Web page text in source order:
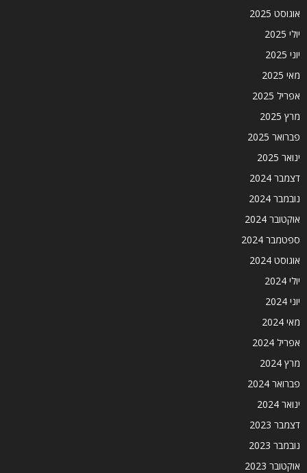
אוגוסט 2025
יולי 2025
יוני 2025
מאי 2025
אפריל 2025
מרץ 2025
פברואר 2025
ינואר 2025
דצמבר 2024
נובמבר 2024
אוקטובר 2024
ספטמבר 2024
אוגוסט 2024
יולי 2024
יוני 2024
מאי 2024
אפריל 2024
מרץ 2024
פברואר 2024
ינואר 2024
דצמבר 2023
נובמבר 2023
אוקטובר 2023